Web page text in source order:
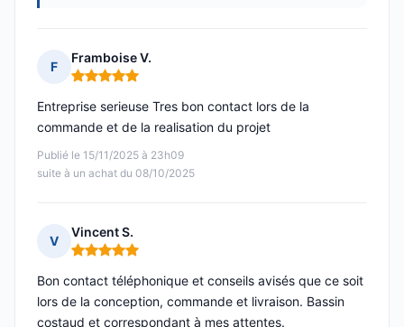
F
Framboise V.
Note : 5 sur 5
Publié le 15/11/2025 à 23h09
suite à un achat du 08/10/2025
Entreprise serieuse Tres bon contact lors de la
commande et de la realisation du projet
V
Vincent S.
Note : 5 sur 5
Bon contact téléphonique et conseils avisés que ce soit
lors de la conception, commande et livraison. Bassin
costaud et correspondant à mes attentes.